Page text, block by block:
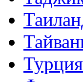
Турция